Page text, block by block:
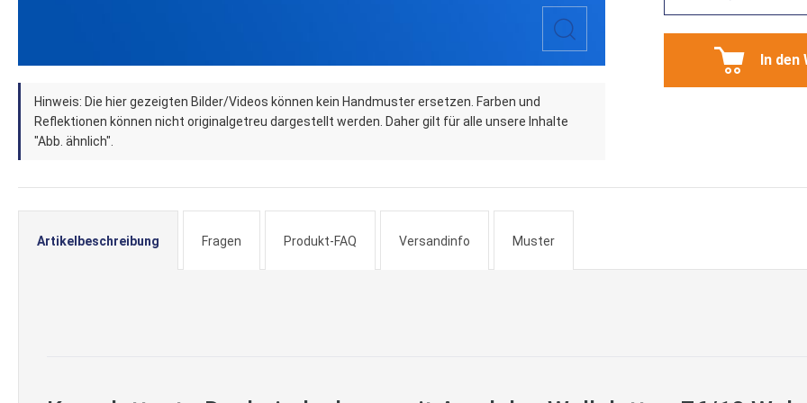
Zum
Anfang
der
Bildergalerie
springen
Hinweis: Die hier gezeigten Bilder/Videos können kein Handmuster ersetzen. Farben und
Reflektionen können nicht originalgetreu dargestellt werden. Daher gilt für alle unsere Inhalte
"Abb. ähnlich".
In den
Artikelbeschreibung Fragen Produkt-FAQ Versandinfo Muster